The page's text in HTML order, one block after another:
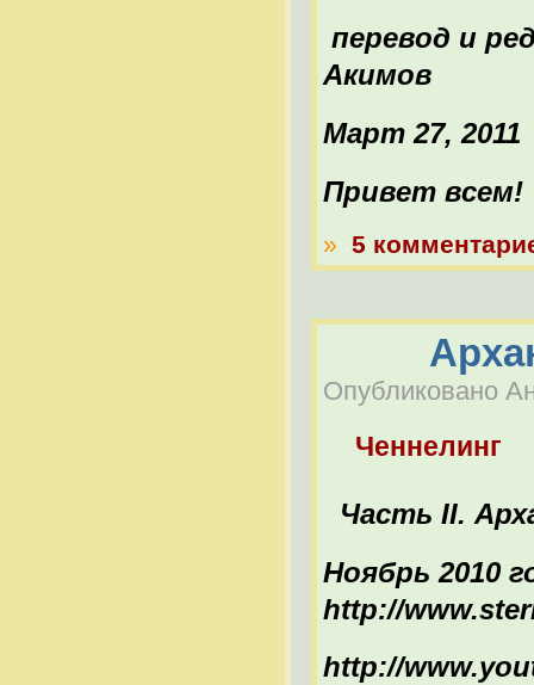
перевод и
Акимов
Март 27, 2011
Привет всем!
» 5
Опубликовано
Ченнелинг
Часть II.
Ноябрь 2010
http://
http://